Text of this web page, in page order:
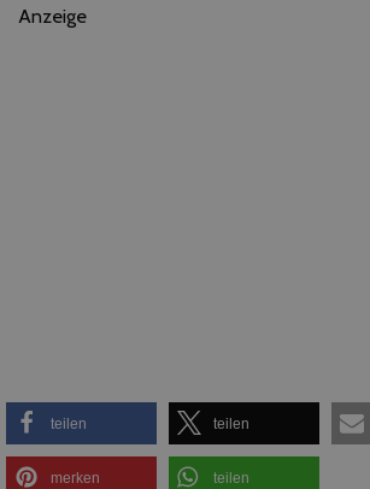
Anzeige
teilen teilen
merken teilen